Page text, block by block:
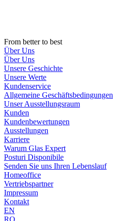
From better to best
Über Uns
Über Uns
Unsere Geschichte
Unsere Werte
Kundenservice
Allgemeine Geschäftsbedingungen
Unser Ausstellungsraum
Kunden
Kundenbewertungen
Ausstellungen
Karriere
Warum Glas Expert
Posturi Disponibile
Senden Sie uns Ihren Lebenslauf
Homeoffice
Vertriebspartner
Impressum
Kontakt
EN
RO